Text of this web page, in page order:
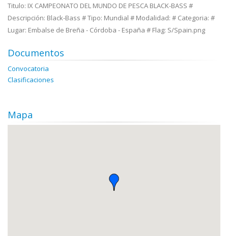
Titulo: IX CAMPEONATO DEL MUNDO DE PESCA BLACK-BASS #
Descripción: Black-Bass # Tipo: Mundial # Modalidad: # Categoria: #
Lugar: Embalse de Breña - Córdoba - España # Flag: S/Spain.png
Documentos
Convocatoria
Clasificaciones
Mapa